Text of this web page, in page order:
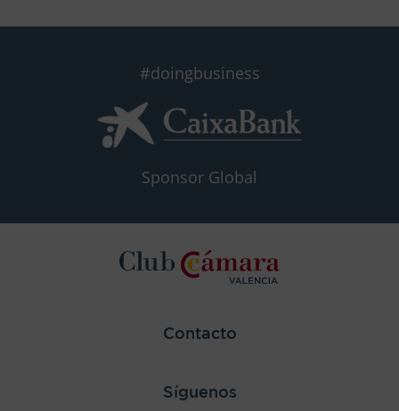
#doingbusiness
Sponsor Global
Contacto
Síguenos